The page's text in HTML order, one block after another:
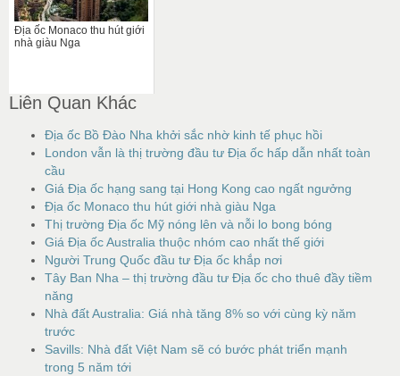
Địa ốc Monaco thu hút giới
nhà giàu Nga
Liên Quan Khác
Địa ốc Bồ Đào Nha khởi sắc nhờ kinh tế phục hồi
London vẫn là thị trường đầu tư Địa ốc hấp dẫn nhất toàn
cầu
Giá Địa ốc hạng sang tại Hong Kong cao ngất ngưởng
Địa ốc Monaco thu hút giới nhà giàu Nga
Thị trường Địa ốc Mỹ nóng lên và nỗi lo bong bóng
Giá Địa ốc Australia thuộc nhóm cao nhất thế giới
Người Trung Quốc đầu tư Địa ốc khắp nơi
Tây Ban Nha – thị trường đầu tư Địa ốc cho thuê đầy tiềm
năng
Nhà đất Australia: Giá nhà tăng 8% so với cùng kỳ năm
trước
Savills: Nhà đất Việt Nam sẽ có bước phát triển mạnh
trong 5 năm tới